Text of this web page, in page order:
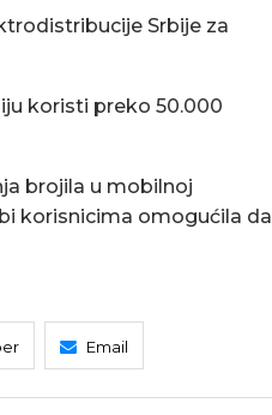
Srbije za
koristi preko 50.000
brojila u mobilnoj
korisnicima omogućila da
Email